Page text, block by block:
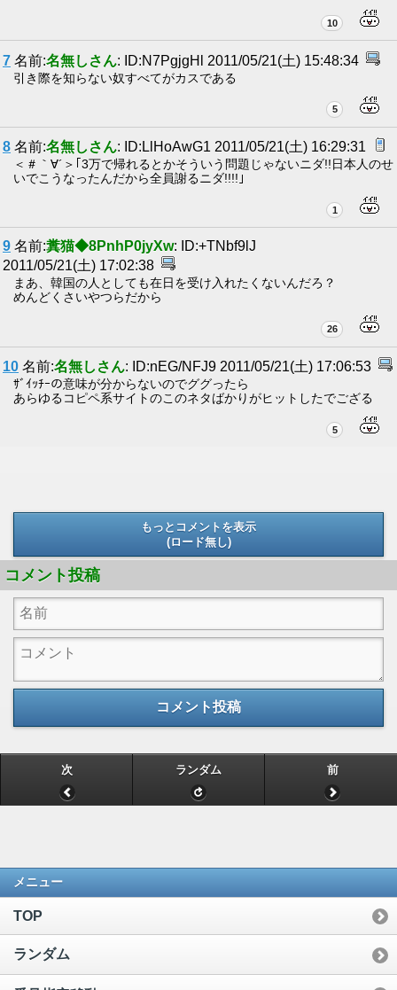
10
7 名前:名無しさん: ID:N7PgjgHl 2011/05/21(土) 15:48:34
引き際を知らない奴すべてがカスである
5
8 名前:名無しさん: ID:LlHoAwG1 2011/05/21(土) 16:29:31
＜＃｀∀´＞｢3万で帰れるとかそういう問題じゃないニダ!!日本人のせ
いでこうなったんだから全員謝るニダ!!!!｣
1
9 名前:糞猫◆8PnhP0jyXw: ID:+TNbf9lJ
2011/05/21(土) 17:02:38
まあ、韓国の人としても在日を受け入れたくないんだろ？
めんどくさいやつらだから
26
10 名前:名無しさん: ID:nEG/NFJ9 2011/05/21(土) 17:06:53
ｻﾞｲｯﾁｰの意味が分からないのでググったら
あらゆるコピペ系サイトのこのネタばかりがヒットしたでござる
5
もっとコメントを表示
(ロード無し)
コメント投稿
コメント投稿
次 ランダム 前
メニュー
TOP
ランダム